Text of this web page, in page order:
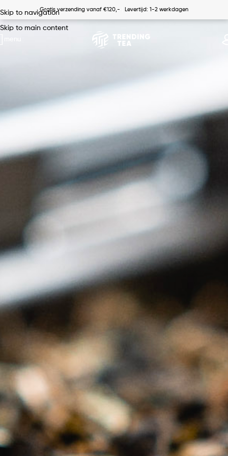
Skip to navigation
Skip to main content
Gratis verzending vanaf €120,- Levertijd: 1-2 werkdagen